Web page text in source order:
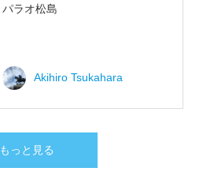
パラオ松島
Akihiro Tsukahara
もっと見る